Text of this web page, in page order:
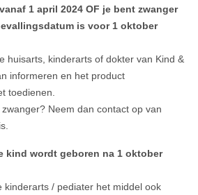
1 april 2024 OF je bent zwanger
is voor 1 oktober
huisarts, kinderarts of dokter van Kind &
informeren en het product
toedienen.
Neem dan contact op van
kind wordt geboren na 1 oktober
kinderarts / pediater het middel ook